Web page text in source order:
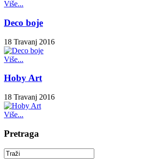
Više...
Deco boje
18 Travanj 2016
Više...
Hoby Art
18 Travanj 2016
Više...
Pretraga